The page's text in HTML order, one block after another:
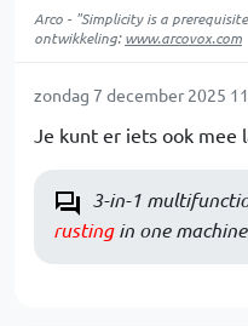
Arco - "Simplicity is a
ontwikkeling:www.arcovox.com
zondag 7 december 2025
Je kunt er iets ook mee
3-in-1
rustingin one